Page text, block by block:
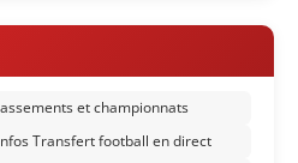
et championnats
Transfert football en direct